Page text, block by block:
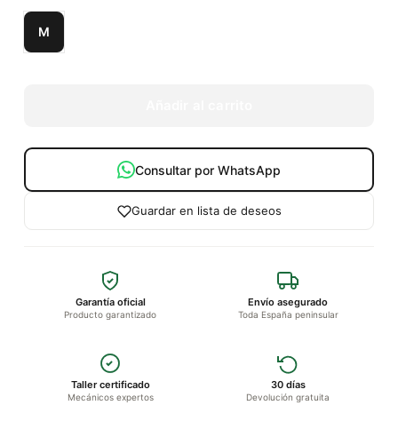
M
Consultar por WhatsApp
Guardar en lista de deseos
Garantía oficial
Producto garantizado
Envío asegurado
Toda España peninsular
Taller certificado
Mecánicos expertos
30 días
Devolución gratuita